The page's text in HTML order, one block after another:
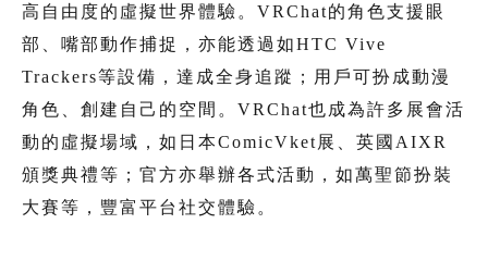
高自由度的虛擬世界體驗。VRChat的角色支援眼
部、嘴部動作捕捉，亦能透過如HTC Vive
Trackers等設備，達成全身追蹤；用戶可扮成動漫
角色、創建自己的空間。VRChat也成為許多展會活
動的虛擬場域，如日本ComicVket展、英國AIXR
頒獎典禮等；官方亦舉辦各式活動，如萬聖節扮裝
大賽等，豐富平台社交體驗。